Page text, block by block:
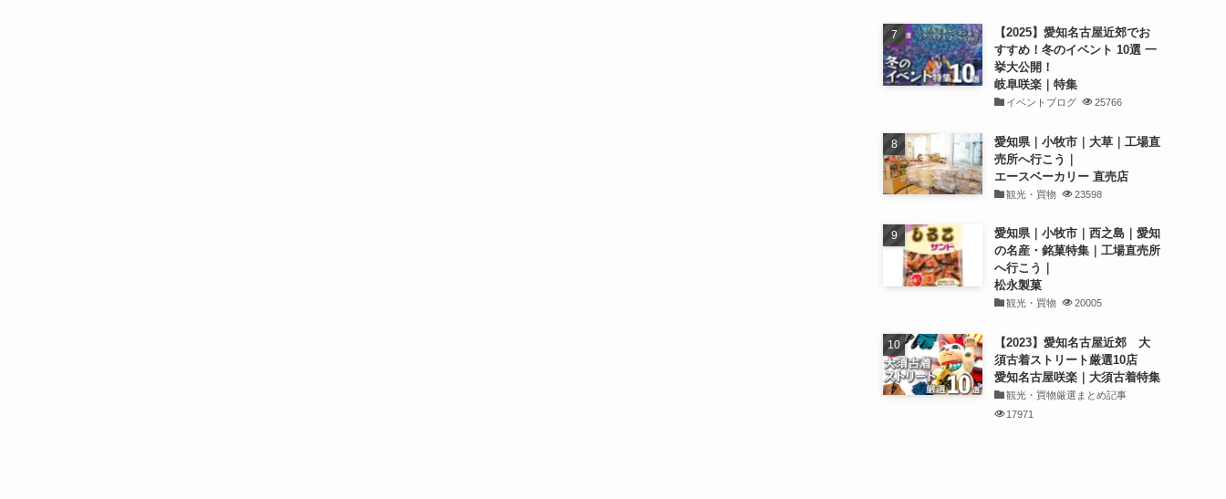
【2025】愛知名古屋近郊でお
すすめ！冬のイベント 10選 一
挙大公開！
岐阜咲楽｜特集
イベントブログ 25766
愛知県｜小牧市｜大草｜工場直
売所へ行こう｜
エースベーカリー 直売店
観光・買物 23598
愛知県｜小牧市｜西之島｜愛知
の名産・銘菓特集｜工場直売所
へ行こう｜
松永製菓
観光・買物 20005
【2023】愛知名古屋近郊 大
須古着ストリート厳選10店
愛知名古屋咲楽｜大須古着特集
観光・買物厳選まとめ記事
17971